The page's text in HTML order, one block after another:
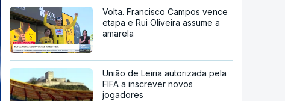
Volta. Francisco Campos vence
etapa e Rui Oliveira assume a
amarela
União de Leiria autorizada pela
FIFA a inscrever novos
jogadores